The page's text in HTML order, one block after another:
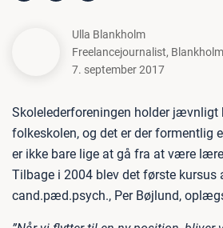
Ulla Blankholm
Freelancejournalist,
7. september 2017
Skolelederforeningen holder jævnligt
folkeskolen, og det er der formentlig
er ikke bare lige at gå fra at være
Tilbage i 2004 blev det første kursus
cand.pæd.psych., Per Bøjlund,